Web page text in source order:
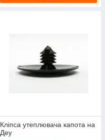
Кліпса утеплювача капота на
Деу